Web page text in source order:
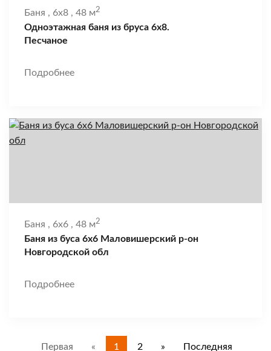
Баня , 6x8 , 48 м2
Одноэтажная баня из бруса 6х8.
Песчаное
Подробнее
Баня , 6x6 , 48 м2
Баня из буса 6х6 Маловишерский р-он
Новгородской обл
Подробнее
Первая « 1 2 » Последняя